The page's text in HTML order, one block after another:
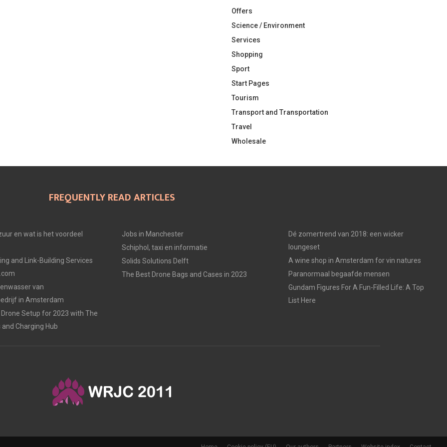
Offers
Science / Environment
Services
Shopping
Sport
Start Pages
Tourism
Transport and Transportation
Travel
Wholesale
FREQUENTLY READ ARTICLES
en wat is het voordeel
and Link-Building Services
van
in Amsterdam
Drone Setup for 2023 with The
Charging Hub
Jobs in Manchester
Schiphol, taxi en informatie
Solids Solutions Delft
The Best Drone Bags and Cases in 2023
Dé zomertrend van 2018: een wicker
loungeset
A wine shop in Amsterdam for vin natures
Paranormaal begaafde mensen
Gundam Figures For A Fun-Filled Life: A Top
List Here